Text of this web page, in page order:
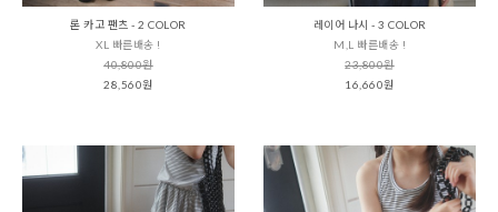
론 카고 팬츠 - 2 COLOR
XL 빠른배송 !
40,800원
28,560원
레이어 나시 - 3 COLOR
M,L 빠른배송 !
23,800원
16,660원